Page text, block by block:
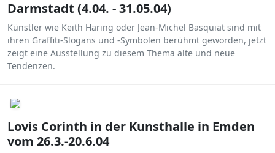
Darmstadt (4.04. - 31.05.04)
Künstler wie Keith Haring oder Jean-Michel Basquiat sind mit
ihren Graffiti-Slogans und -Symbolen berühmt geworden, jetzt
zeigt eine Ausstellung zu diesem Thema alte und neue
Tendenzen.
Lovis Corinth in der Kunsthalle in Emden
vom 26.3.-20.6.04